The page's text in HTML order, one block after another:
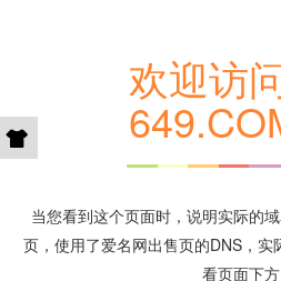
欢迎访
当您看到这个页面时，说明实际的
页，使用了爱名网出售页的DNS，
看页面下方